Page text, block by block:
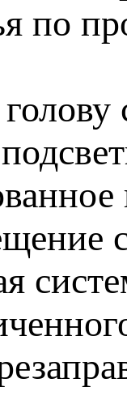
по